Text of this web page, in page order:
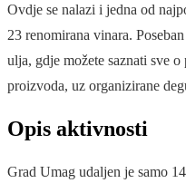
Ovdje se nalazi i jedna od
23 renomirana vinara.
ulja, gdje možete saznati sve
proizvoda, uz organizirane
Opis aktivnosti
Grad Umag udaljen je samo